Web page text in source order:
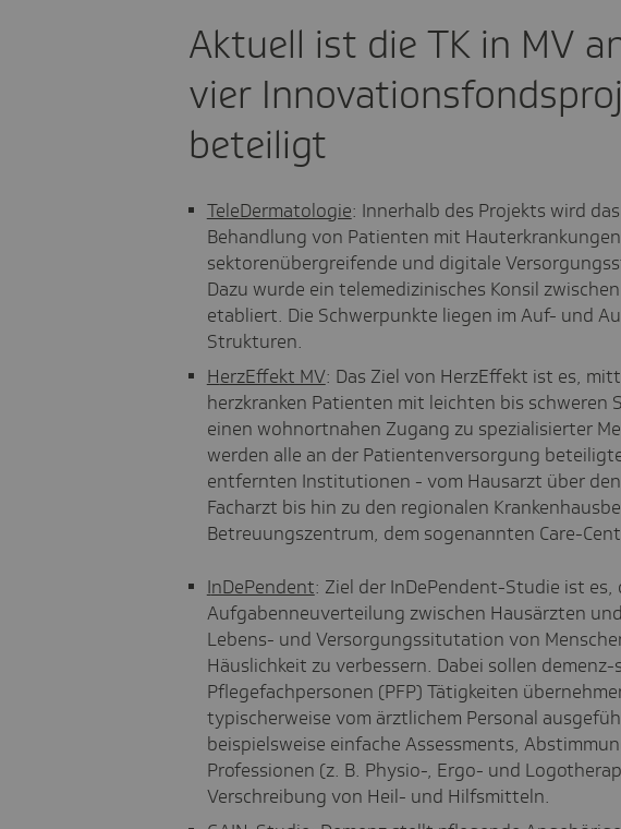
Aktuell ist die TK in MV
vier
beteiligt
TeleDermatologie: Innerhalb des Projekts wird
Behandlung von Patienten mit
sektorenübergreifende und digitale
Dazu wurde ein telemedizinisches Konsil
etabliert. Die Schwerpunkte liegen im Auf- und
Strukturen.
HerzEffekt MV: Das Ziel von HerzEffekt ist es,
herzkranken Patienten mit leichten bis schweren
einen wohnortnahen Zugang zu spezialisierter
werden alle an der Patientenversorgung
entfernten Institutionen - vom Hausarzt über
Facharzt bis hin zu den regionalen
Betreuungszentrum, dem sogenannten Care-​
InDePendent: Ziel der InDePendent-Studie ist es,
Aufgabenneuverteilung zwischen Hausärzten
Lebens-​ und Versorgungssitutation von
Häuslichkeit zu verbessern. Dabei sollen
Pflegefachpersonen (PFP) Tätigkeiten
typischerweise vom ärztlichem Personal
beispielsweise einfache Assessments,
Professionen (z. B. Physio-​, Ergo- und
Verschreibung von Heil- und Hilfsmitteln.